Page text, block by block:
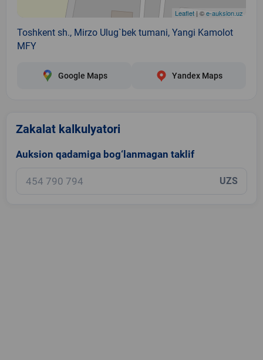
Leaflet | ©e-auksion.uz
Toshkent sh., Mirzo Ulug`bek tumani, Yangi Kamolot
MFY
Google Maps Yandex Maps
Zakalat kalkulyatori
Auksion qadamiga bog‘lanmagan taklif
UZS